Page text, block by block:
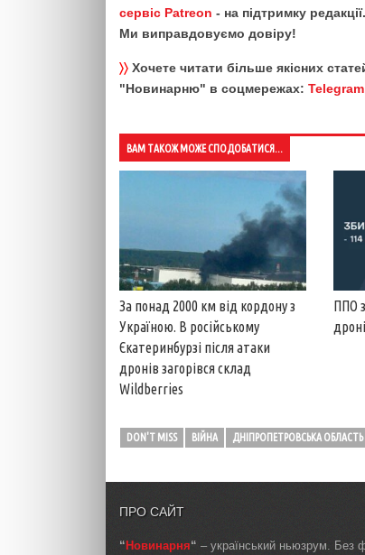
сервіс Patreon - на підтримку редакції.
Ми виправдовуємо довіру!
〉〉 Хочете читати більше якісних
"Новинарню" в соцмережах: Telegram
ВАМ ТАКОЖ МОЖЕ СПОДОБАТИСЯ...
За понад 2000 км від кордону з
Україною. В російському
Єкатеринбурзі після атаки
дронів загорівся склад
Wildberries
ППО
DON'T MISS ВІЙНА ДНІПРОПЕТРОВСЬКА ОБЛАСТЬ
ПРО САЙТ
“ Новинарня“ – український ньюзрум. Без